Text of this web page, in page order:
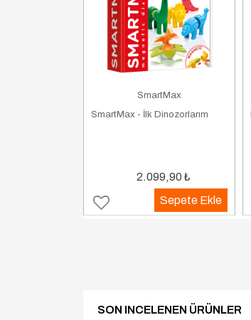
SmartMax
SmartMax - İlk Dinozorlarım
2.099,90 ₺
Sepete Ekle
SON INCELENEN ÜRÜNLER